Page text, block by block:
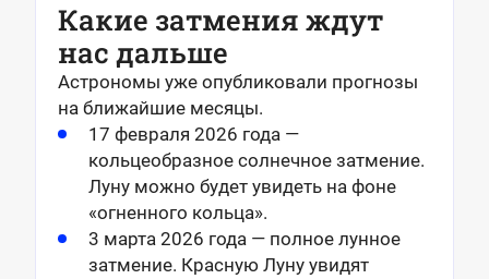
Какие затмения ждут
нас дальше
Астрономы уже опубликовали прогнозы
на ближайшие месяцы.
17 февраля 2026 года —
кольцеобразное солнечное затмение.
Луну можно будет увидеть на фоне
«огненного кольца».
3 марта 2026 года — полное лунное
затмение. Красную Луну увидят